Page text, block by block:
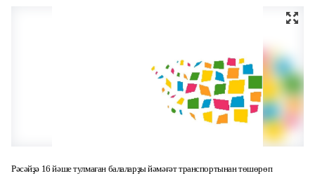
Рәсәйҙә 16 йәше тулмаған балаларҙы йәмәғәт транспортынан төшөрөп